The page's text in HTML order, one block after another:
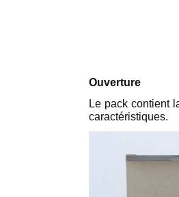
Ouverture
Le pack contient
caractéristiques.